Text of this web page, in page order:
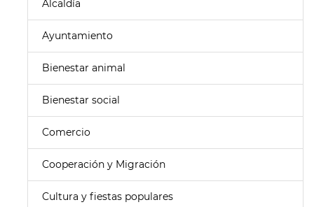
Alcaldía
Ayuntamiento
Bienestar animal
Bienestar social
Comercio
Cooperación y Migración
Cultura y fiestas populares